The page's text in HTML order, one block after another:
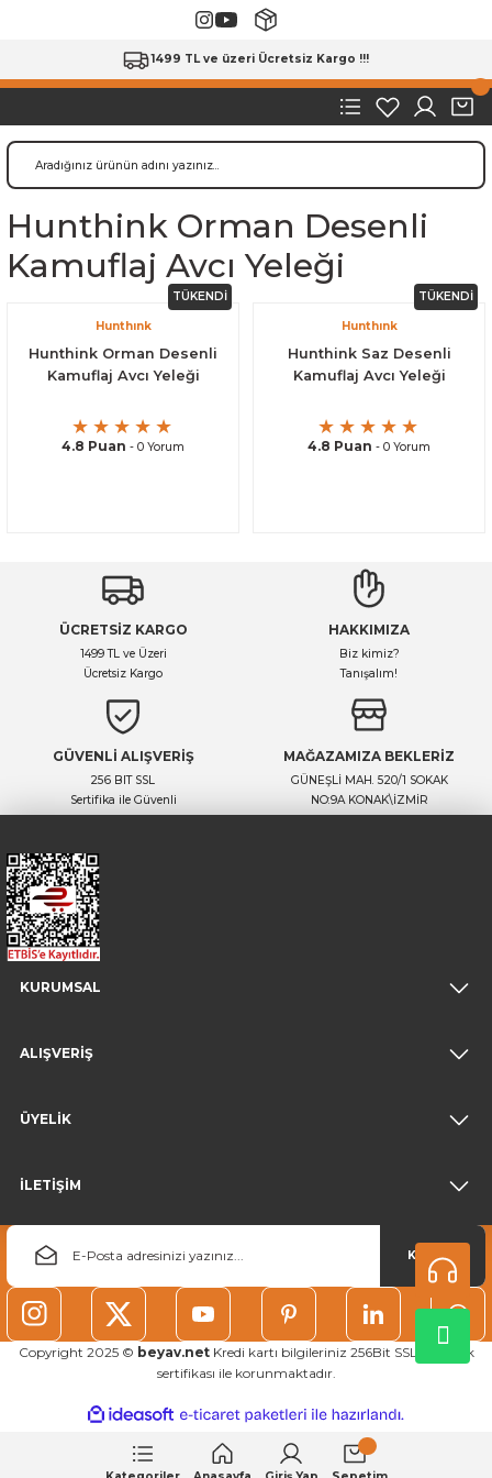
1499 TL ve üzeri Ücretsiz Kargo !!!
Hunthink Orman Desenli
Kamuflaj Avcı Yeleği
TÜKENDİ
Hunthınk
Hunthink Orman Desenli
Kamuflaj Avcı Yeleği
4.8 Puan - 0 Yorum
TÜKENDİ
Hunthınk
Hunthink Saz Desenli
Kamuflaj Avcı Yeleği
4.8 Puan - 0 Yorum
ÜCRETSİZ KARGO
1499 TL ve Üzeri
Ücretsiz Kargo
HAKKIMIZA
Biz kimiz?
Tanışalım!
GÜVENLİ ALIŞVERİŞ
256 BIT SSL
Sertifika ile Güvenli
MAĞAZAMIZA BEKLERİZ
GÜNEŞLİ MAH. 520/1 SOKAK
NO:9A KONAK\İZMİR
KURUMSAL
ALIŞVERİŞ
ÜYELİK
İLETİŞİM
KAYDOL
Copyright 2025 © beyav.netKredi kartı bilgileriniz 256Bit SSL güvenlik
sertifikası ile korunmaktadır.
ideasoft
e-
paketleri